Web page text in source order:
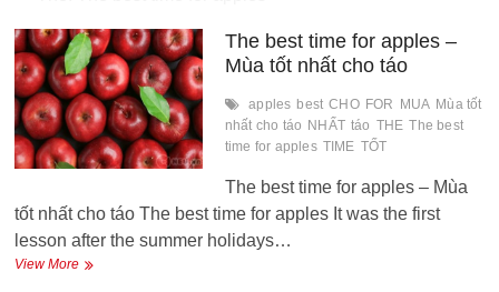
nhân trong
thời đại AI
The best time for apples –
Mùa tốt nhất cho táo
apples best CHO FOR MUA Mùa tốt
nhất cho táo NHẤT táo THE The best
time for apples TIME TỐT
The best time for apples – Mùa
tốt nhất cho táo The best time for apples It was the first
lesson after the summer holidays…
View MoreThe